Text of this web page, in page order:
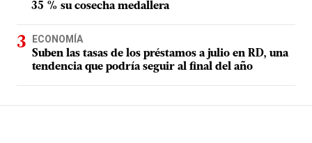
35 % su cosecha medallera
ECONOMÍA
Suben las tasas de los préstamos a julio en RD, una
tendencia que podría seguir al final del año